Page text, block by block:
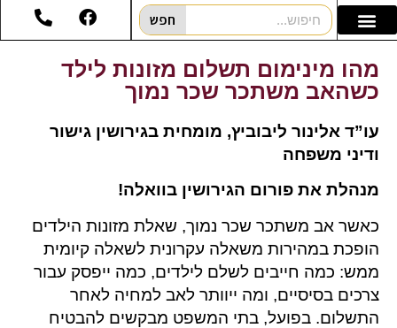
חפש
מהו מינימום תשלום מזונות לילד
כשהאב משתכר שכר נמוך
עו”ד אלינור ליבוביץ, מומחית בגירושין גישור
ודיני משפחה
מנהלת את פורום הגירושין בוואלה!
כאשר אב משתכר שכר נמוך, שאלת מזונות הילדים
הופכת במהירות משאלה עקרונית לשאלה קיומית
ממש: כמה חייבים לשלם לילדים, כמה ייפסק עבור
צרכים בסיסיים, ומה ייוותר לאב למחיה לאחר
התשלום. בפועל, בתי המשפט מבקשים להבטיח